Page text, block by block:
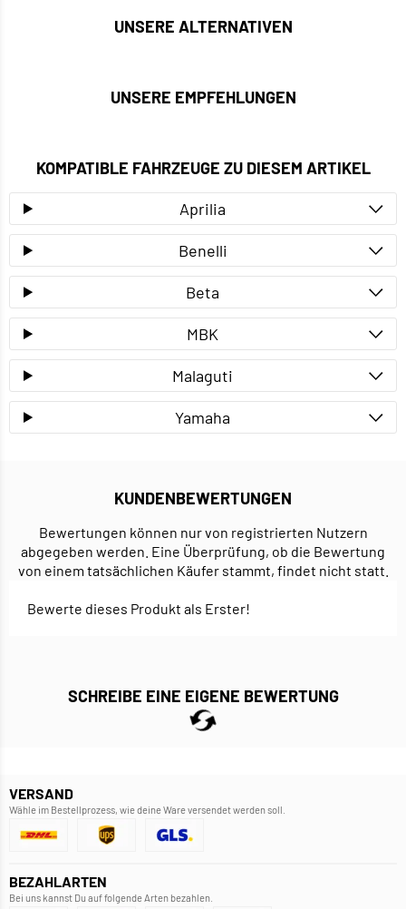
UNSERE ALTERNATIVEN
UNSERE EMPFEHLUNGEN
KOMPATIBLE FAHRZEUGE ZU DIESEM ARTIKEL
Aprilia
Benelli
Beta
MBK
Malaguti
Yamaha
KUNDENBEWERTUNGEN
Bewertungen können nur von registrierten Nutzern
abgegeben werden. Eine Überprüfung, ob die Bewertung
von einem tatsächlichen Käufer stammt, findet nicht statt.
Bewerte dieses Produkt als Erster!
SCHREIBE EINE EIGENE BEWERTUNG
VERSAND
Wähle im Bestellprozess, wie deine Ware versendet werden soll.
BEZAHLARTEN
Bei uns kannst Du auf folgende Arten bezahlen.